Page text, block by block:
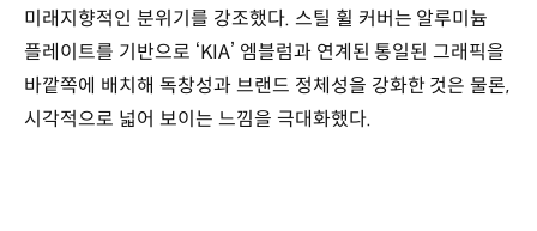
미래지향적인 분위기를 강조했다. 스틸 휠 커버는 알루미늄
플레이트를 기반으로 ‘KIA’ 엠블럼과 연계된 통일된 그래픽을
바깥쪽에 배치해 독창성과 브랜드 정체성을 강화한 것은 물론,
시각적으로 넓어 보이는 느낌을 극대화했다.